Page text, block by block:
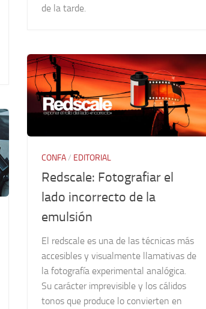
de la tarde.
CONFA/ EDITORIAL
Redscale: Fotografiar el
lado incorrecto de la
emulsión
El redscale es una de las técnicas más
accesibles y visualmente llamativas de
la fotografía experimental analógica.
Su carácter imprevisible y los cálidos
tonos que produce lo convierten en